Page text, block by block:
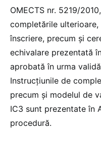
OMECTS nr. 5219/
completările
înscriere, precum și
echivalare prezentată
aprobată în urma
Instrucțiunile de
precum și modelul de
IC3 sunt prezentate în
procedură.